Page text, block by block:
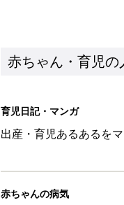
赤ちゃん・育児の
育児日記・マンガ
出産・育児あるあるを
赤ちゃんの病気